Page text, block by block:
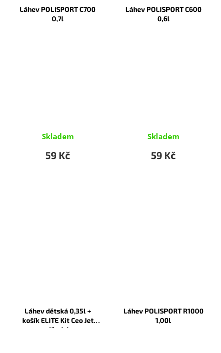
Láhev POLISPORT C700
0,7l
Skladem
59 Kč
Láhev POLISPORT C600
0,6l
Skladem
59 Kč
Láhev dětská 0,35l +
košík ELITE Kit Ceo Jet
dětský
Láhev POLISPORT R1000
1,00l